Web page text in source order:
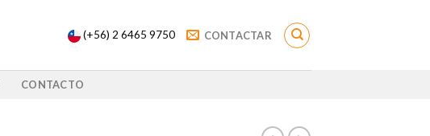
(+56) 2 6465 9750 CONTACTAR
CONTACTO